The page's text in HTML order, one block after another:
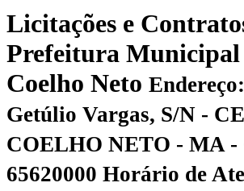
Licitações e
Prefeitura Municipal
Coelho Neto
Getúlio Vargas, S/N -
COELHO NETO - MA -
65620000 Horário de